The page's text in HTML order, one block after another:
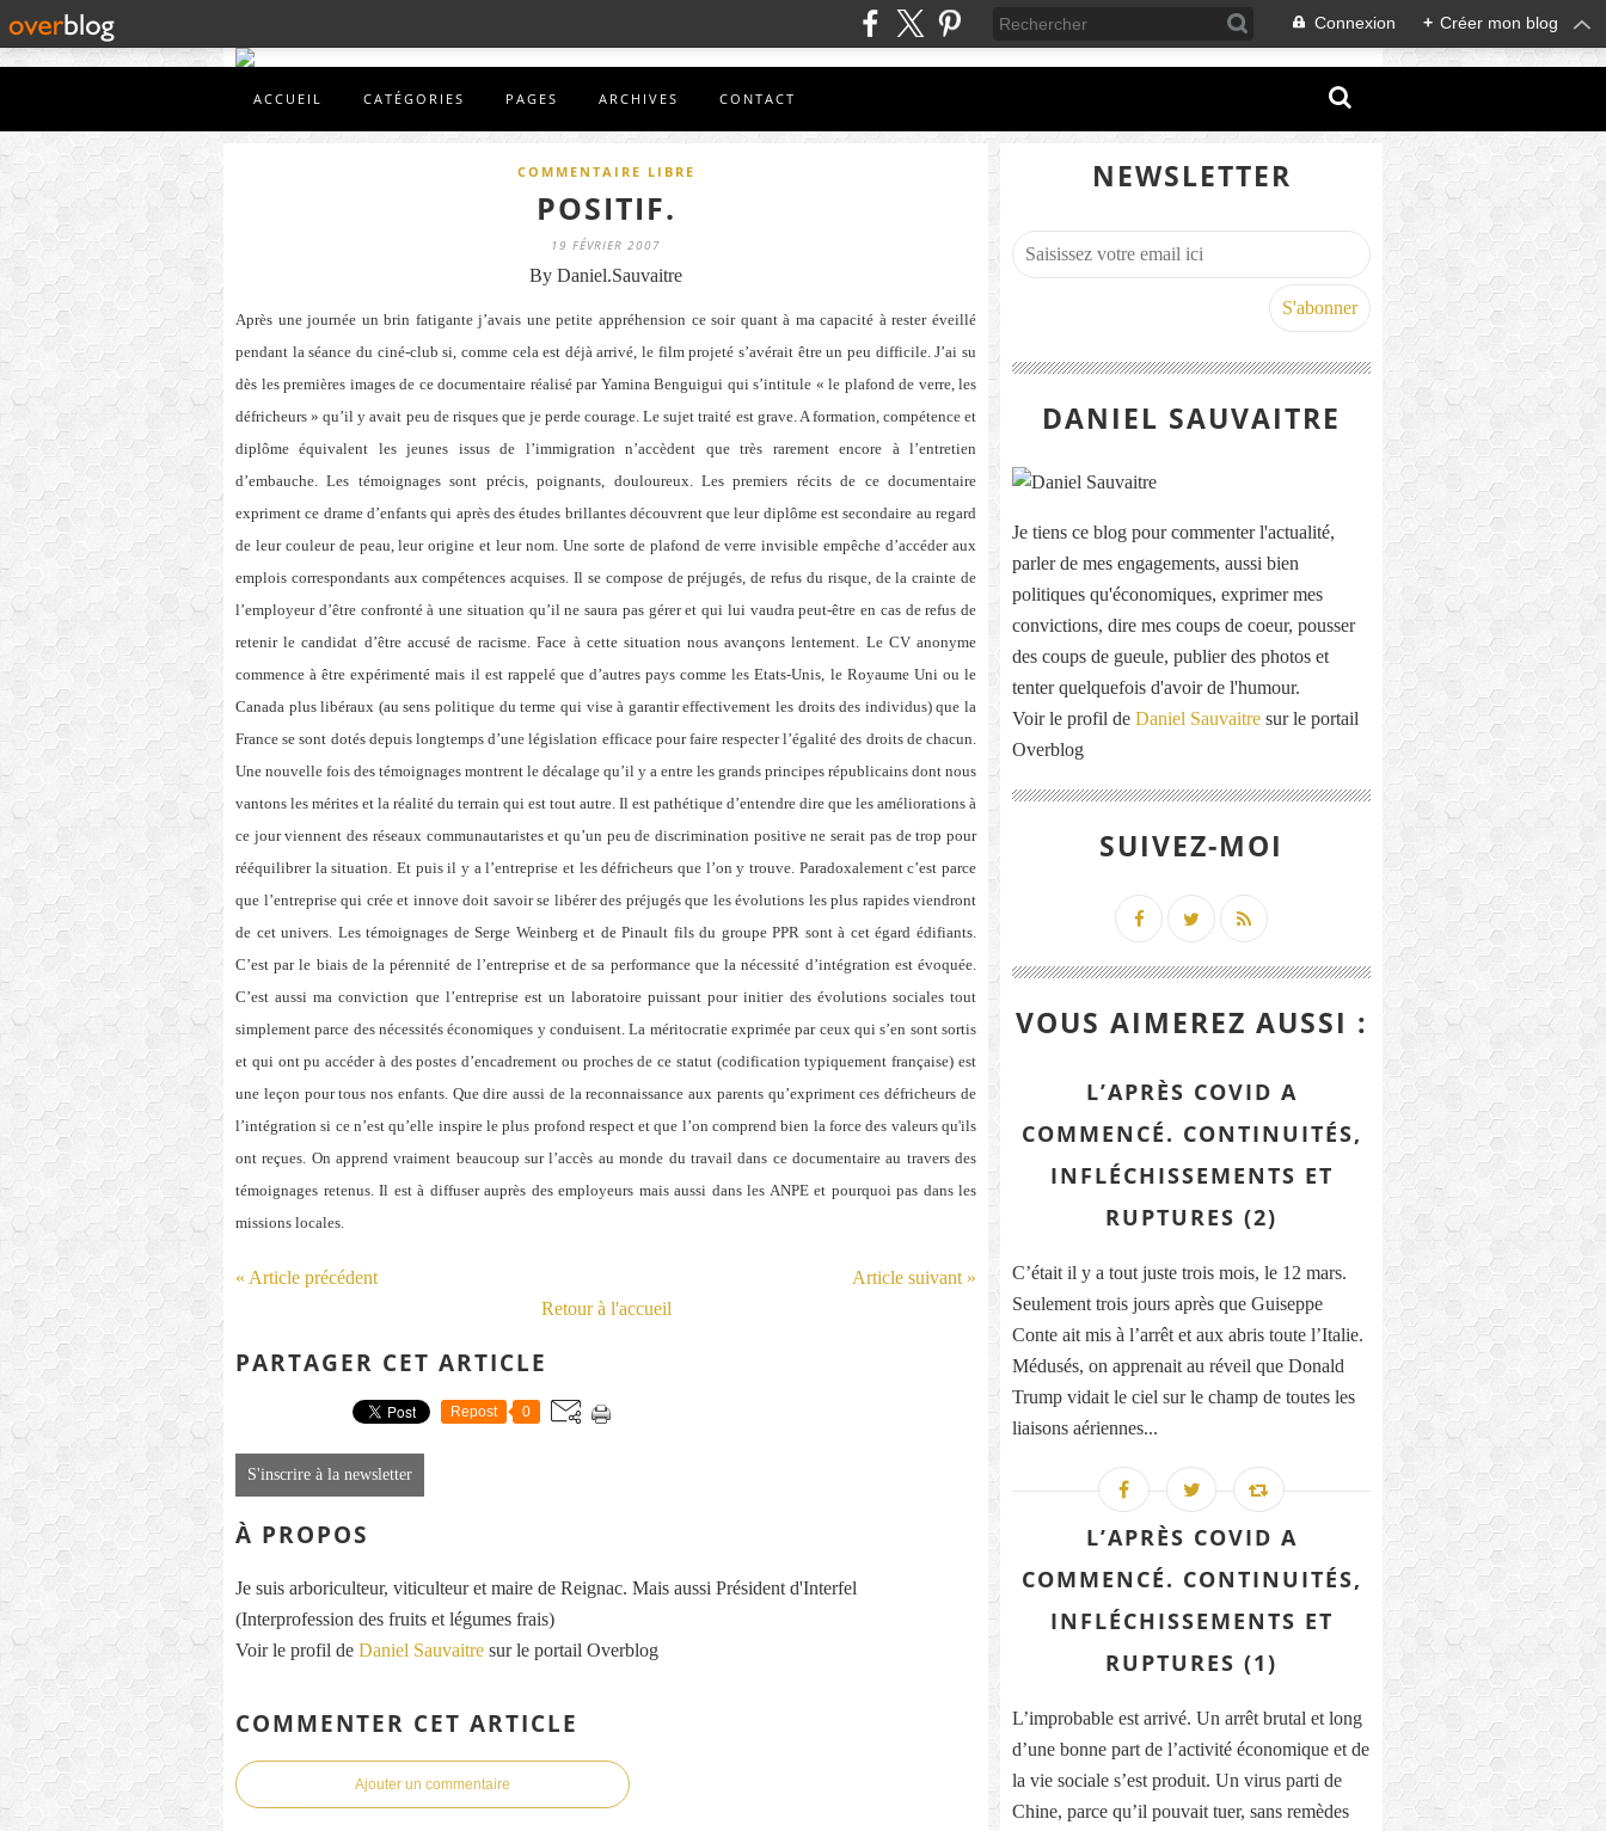
Connexion + Créer mon blog
ACCUEIL CATÉGORIES PAGES ARCHIVES CONTACT
COMMENTAIRE LIBRE
POSITIF.
19 FÉVRIER 2007
By Daniel.Sauvaitre
Après une journée un brin fatigante j’avais une petite appréhension ce soir quant à ma capacité à rester éveillé
pendant la séance du ciné-club si, comme cela est déjà arrivé, le film projeté s’avérait être un peu difficile. J’ai su
dès les premières images de ce documentaire réalisé par Yamina Benguigui qui s’intitule « le plafond de verre, les
défricheurs » qu’il y avait peu de risques que je perde courage. Le sujet traité est grave. A formation, compétence et
diplôme équivalent les jeunes issus de l’immigration n’accèdent que très rarement encore à l’entretien
d’embauche. Les témoignages sont précis, poignants, douloureux. Les premiers récits de ce documentaire
expriment ce drame d’enfants qui après des études brillantes découvrent que leur diplôme est secondaire au regard
de leur couleur de peau, leur origine et leur nom. Une sorte de plafond de verre invisible empêche d’accéder aux
emplois correspondants aux compétences acquises. Il se compose de préjugés, de refus du risque, de la crainte de
l’employeur d’être confronté à une situation qu’il ne saura pas gérer et qui lui vaudra peut-être en cas de refus de
retenir le candidat d’être accusé de racisme. Face à cette situation nous avançons lentement. Le CV anonyme
commence à être expérimenté mais il est rappelé que d’autres pays comme les Etats-Unis, le Royaume Uni ou le
Canada plus libéraux (au sens politique du terme qui vise à garantir effectivement les droits des individus) que la
France se sont dotés depuis longtemps d’une législation efficace pour faire respecter l’égalité des droits de chacun.
Une nouvelle fois des témoignages montrent le décalage qu’il y a entre les grands principes républicains dont nous
vantons les mérites et la réalité du terrain qui est tout autre. Il est pathétique d’entendre dire que les améliorations à
ce jour viennent des réseaux communautaristes et qu’un peu de discrimination positive ne serait pas de trop pour
rééquilibrer la situation. Et puis il y a l’entreprise et les défricheurs que l’on y trouve. Paradoxalement c’est parce
que l’entreprise qui crée et innove doit savoir se libérer des préjugés que les évolutions les plus rapides viendront
de cet univers. Les témoignages de Serge Weinberg et de Pinault fils du groupe PPR sont à cet égard édifiants.
C’est par le biais de la pérennité de l’entreprise et de sa performance que la nécessité d’intégration est évoquée.
C’est aussi ma conviction que l’entreprise est un laboratoire puissant pour initier des évolutions sociales tout
simplement parce des nécessités économiques y conduisent. La méritocratie exprimée par ceux qui s’en sont sortis
et qui ont pu accéder à des postes d’encadrement ou proches de ce statut (codification typiquement française) est
une leçon pour tous nos enfants. Que dire aussi de la reconnaissance aux parents qu’expriment ces défricheurs de
l’intégration si ce n’est qu’elle inspire le plus profond respect et que l’on comprend bien la force des valeurs qu'ils
ont reçues. On apprend vraiment beaucoup sur l’accès au monde du travail dans ce documentaire au travers des
témoignages retenus. Il est à diffuser auprès des employeurs mais aussi dans les ANPE et pourquoi pas dans les
missions locales.
« Article précédent
Article suivant »
Retour à l'accueil
PARTAGER CET ARTICLE
Repost 0
S'inscrire à la newsletter
À PROPOS
Je suis arboriculteur, viticulteur et maire de Reignac. Mais aussi Président d'Interfel
(Interprofession des fruits et légumes frais)
Voir le profil de Daniel Sauvaitre sur le portail Overblog
COMMENTER CET ARTICLE
Ajouter un commentaire
NEWSLETTER
DANIEL SAUVAITRE
Je tiens ce blog pour commenter l'actualité,
parler de mes engagements, aussi bien
politiques qu'économiques, exprimer mes
convictions, dire mes coups de coeur, pousser
des coups de gueule, publier des photos et
tenter quelquefois d'avoir de l'humour.
Voir le profil de Daniel Sauvaitre sur le portail
Overblog
SUIVEZ-MOI
VOUS AIMEREZ AUSSI :
L’APRÈS COVID A
COMMENCÉ. CONTINUITÉS,
INFLÉCHISSEMENTS ET
RUPTURES (2)
C’était il y a tout juste trois mois, le 12 mars.
Seulement trois jours après que Guiseppe
Conte ait mis à l’arrêt et aux abris toute l’Italie.
Médusés, on apprenait au réveil que Donald
Trump vidait le ciel sur le champ de toutes les
liaisons aériennes...
L’APRÈS COVID A
COMMENCÉ. CONTINUITÉS,
INFLÉCHISSEMENTS ET
RUPTURES (1)
L’improbable est arrivé. Un arrêt brutal et long
d’une bonne part de l’activité économique et de
la vie sociale s’est produit. Un virus parti de
Chine, parce qu’il pouvait tuer, sans remèdes